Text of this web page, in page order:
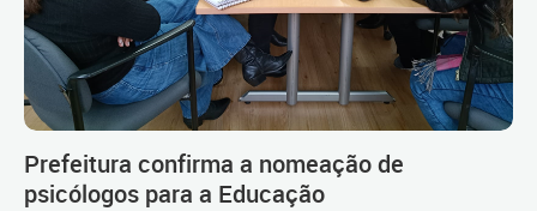
Prefeitura confirma a nomeação de
psicólogos para a Educação